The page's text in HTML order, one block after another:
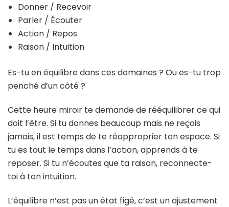
Donner / Recevoir
Parler / Écouter
Action / Repos
Raison / Intuition
Es-tu en équilibre dans ces domaines ? Ou es-tu trop
penché d’un côté ?
Cette heure miroir te demande de rééquilibrer ce qui
doit l’être. Si tu donnes beaucoup mais ne reçois
jamais, il est temps de te réapproprier ton espace. Si
tu es tout le temps dans l’action, apprends à te
reposer. Si tu n’écoutes que ta raison, reconnecte-
toi à ton intuition.
L’équilibre n’est pas un état figé, c’est un ajustement